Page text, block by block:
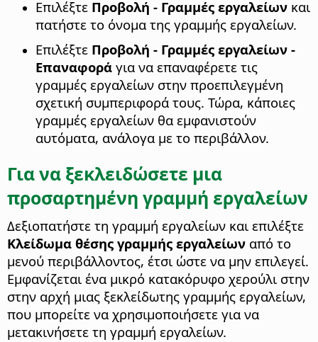
Επιλέξτε Προβολή - Γραμμές εργαλείων και
πατήστε το όνομα της γραμμής εργαλείων.
Επιλέξτε Προβολή - Γραμμές εργαλείων -
Επαναφορά για να επαναφέρετε τις
γραμμές εργαλείων στην προεπιλεγμένη
σχετική συμπεριφορά τους. Τώρα, κάποιες
γραμμές εργαλείων θα εμφανιστούν
αυτόματα, ανάλογα με το περιβάλλον.
Για να ξεκλειδώσετε μια
προσαρτημένη γραμμή εργαλείων
Δεξιοπατήστε τη γραμμή εργαλείων και επιλέξτε
Κλείδωμα θέσης γραμμής εργαλείων από το
μενού περιβάλλοντος, έτσι ώστε να μην επιλεγεί.
Εμφανίζεται ένα μικρό κατακόρυφο χερούλι στην
στην αρχή μιας ξεκλείδωτης γραμμής εργαλείων,
που μπορείτε να χρησιμοποιήσετε για να
μετακινήσετε τη γραμμή εργαλείων.